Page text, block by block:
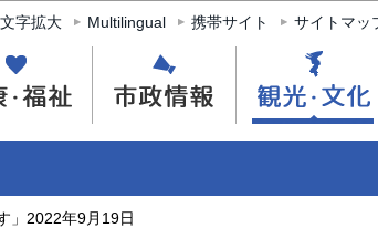
字拡大 Multilingual 携帯サイト サイトマッ
」2022年9月19日